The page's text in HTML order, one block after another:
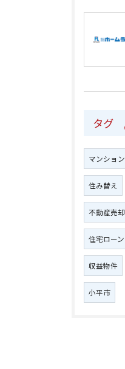
タグ
マンション
住み替え
不動産売却
住宅ローン
収益物件
小平市